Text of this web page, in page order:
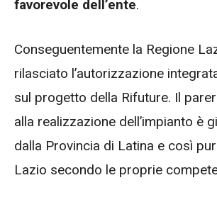
favorevole dell’ente.
Conseguentemente la Regione
rilasciato l’autorizzazione
sul progetto della Rifuture. Il
alla realizzazione dell’impianto è
dalla Provincia di Latina e così
Lazio secondo le proprie